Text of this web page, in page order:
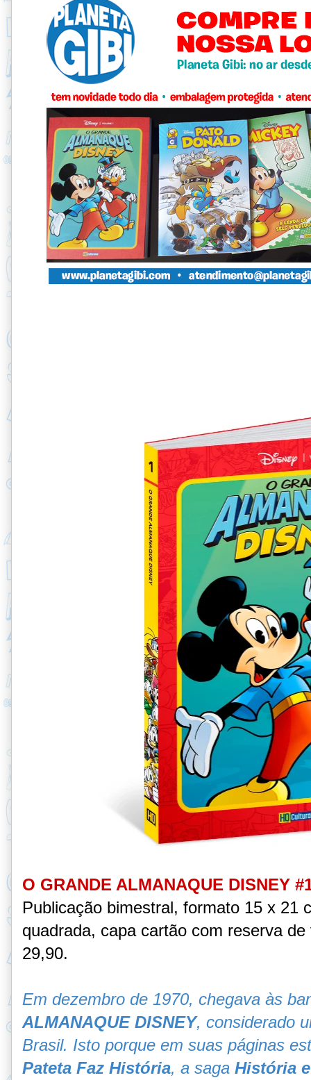
O GRANDE ALMANAQUE DISNEY
Publicação bimestral, formato 15 x 21
quadrada, capa cartão com reserva
29,90.
Em dezembro de 1970, chegava às
ALMANAQUE DISNEY, considerado
Brasil. Isto porque em suas páginas
Pateta Faz História, a saga História